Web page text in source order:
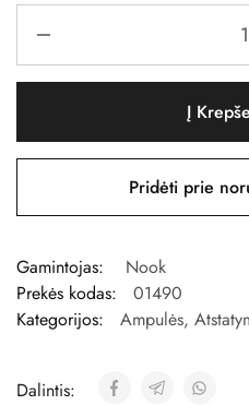
Į
Pridėti prie
Gamintojas:
Nook
Prekės kodas:
01490
Kategorijos:
Ampulės,
Dalintis: